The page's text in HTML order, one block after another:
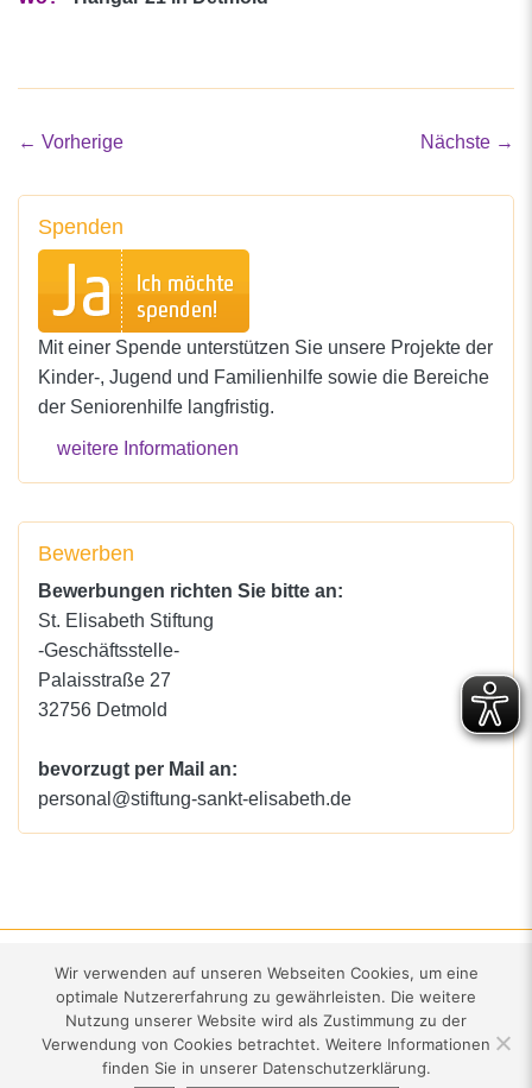
← Vorherige Nächste →
Spenden
Mit einer Spende unterstützen Sie unsere Projekte der
Kinder-, Jugend und Familienhilfe sowie die Bereiche
der Seniorenhilfe langfristig.
weitere Informationen
Bewerben
Bewerbungen richten Sie bitte an:
St. Elisabeth Stiftung
-Geschäftsstelle-
Palaisstraße 27
32756 Detmold
bevorzugt per Mail an:
personal@stiftung-sankt-elisabeth.de
Kontakt · Impressum · Datenschutz ·
St. Elisabeth Stiftung · Palaisstraße 27 · 32756 Detmold · 05231 .
740-710
Wir verwenden auf unseren Webseiten Cookies, um eine
optimale Nutzererfahrung zu gewährleisten. Die weitere
Nutzung unserer Website wird als Zustimmung zu der
Verwendung von Cookies betrachtet. Weitere Informationen
finden Sie in unserer Datenschutzerklärung.